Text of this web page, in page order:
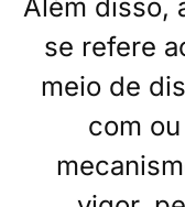
Além disso,
se refere
meio de
com